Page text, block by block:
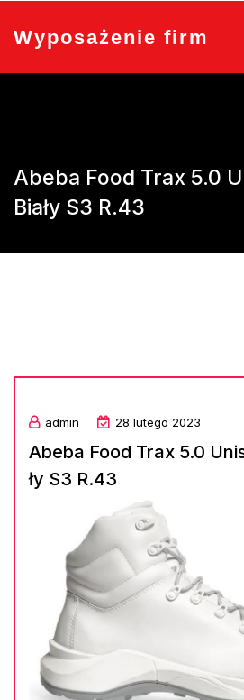
content
Wyposażenie firm
Abeba Food Trax 5.0
Biały S3 R.43
admin 28 lutego 2023
Abeba Food Trax 5.0
ły S3 R.43